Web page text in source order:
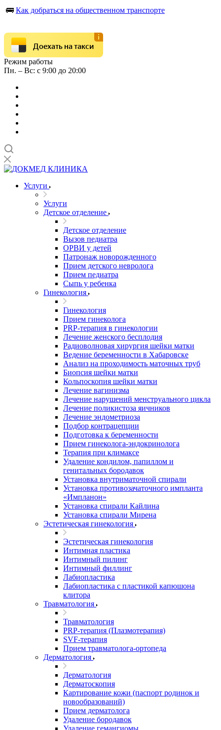
🚌 Как добраться на общественном транспорте
Доехать на такси
Режим работы
Пн. – Вс: с 9:00 до 20:00
Услуги
Услуги
Детское отделение
Детское отделение
Вызов педиатра
ОРВИ у детей
Патронаж новорожденного
Прием детского невролога
Прием педиатра
Сыпь у ребенка
Гинекология
Гинекология
Прием гинеколога
PRP-терапия в гинекологии
Лечение женского бесплодия
Радиоволновая хирургия шейки матки
Ведение беременности в Хабаровске
Анализ на проходимость маточных труб
Биопсия шейки матки
Кольпоскопия шейки матки
Лечение вагинизма
Лечение нарушений менструального цикла
Лечение поликистоза яичников
Лечение эндометриоза
Подбор контрацепции
Подготовка к беременности
Прием гинеколога-эндокринолога
Терапия при климаксе
Удаление кондилом, папиллом и
генитальных бородавок
Установка внутриматочной спирали
Установка противозачаточного импланта
«Импланон»
Установка спирали Кайлина
Установка спирали Мирена
Эстетическая гинекология
Эстетическая гинекология
Интимная пластика
Интимный пилинг
Интимный филлинг
Лабиопластика
Лабиопластика с пластикой капюшона
клитора
Травматология
Травматология
PRP-терапия (Плазмотерапия)
SVF-терапия
Прием травматолога-ортопеда
Дерматология
Дерматология
Дерматоскопия
Картирование кожи (паспорт родинок и
новообразований)
Прием дерматолога
Удаление бородавок
Удаление гемангиомы